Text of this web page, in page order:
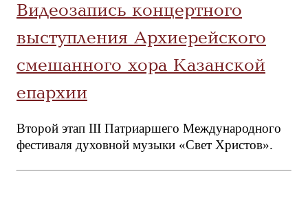
Видеозапись концертного
выступления Архиерейского
смешанного хора Казанской
епархии
Второй этап III Патриаршего Международного
фестиваля духовной музыки «Свет Христов».